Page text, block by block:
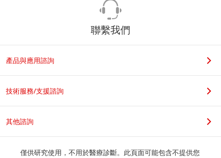
聯繫我們
產品與應用諮詢
技術服務/支援諮詢
其他諮詢
僅供研究使用，不用於醫療診斷。此頁面可能包含不提供您